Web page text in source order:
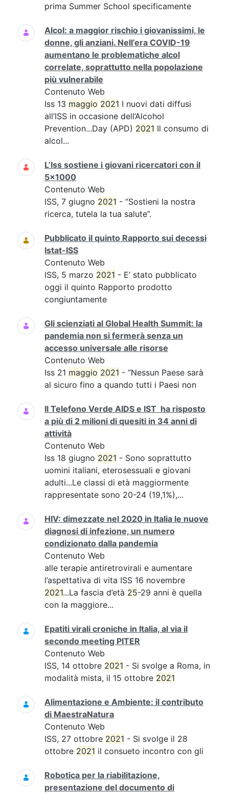
prima Summer School specificamente
Alcol: a maggior rischio i giovanissimi, le
donne, gli anziani. Nell’era COVID-19
aumentano le problematiche alcol
correlate, soprattutto nella popolazione
più vulnerabile
Contenuto Web
Iss 13 maggio 2021 I nuovi dati diffusi
all’ISS in occasione dell’Alcohol
Prevention...Day (APD) 2021 Il consumo di
alcol...
L’Iss sostiene i giovani ricercatori con il
5x1000
Contenuto Web
ISS, 7 giugno 2021 - “Sostieni la nostra
ricerca, tutela la tua salute”.
Pubblicato il quinto Rapporto sui decessi
Istat-ISS
Contenuto Web
ISS, 5 marzo 2021 - E’ stato pubblicato
oggi il quinto Rapporto prodotto
congiuntamente
Gli scienziati al Global Health Summit: la
pandemia non si fermerà senza un
accesso universale alle risorse
Contenuto Web
Iss 21 maggio 2021 - “Nessun Paese sarà
al sicuro fino a quando tutti i Paesi non
Il Telefono Verde AIDS e IST ha risposto
a più di 2 milioni di quesiti in 34 anni di
attività
Contenuto Web
Iss 18 giugno 2021 - Sono soprattutto
uomini italiani, eterosessuali e giovani
adulti...Le classi di età maggiormente
rappresentate sono 20-24 (19,1%),...
HIV: dimezzate nel 2020 in Italia le nuove
diagnosi di infezione, un numero
condizionato dalla pandemia
Contenuto Web
alle terapie antiretrovirali e aumentare
l’aspettativa di vita ISS 16 novembre
2021...La fascia d’età 25-29 anni è quella
con la maggiore...
Epatiti virali croniche in Italia, al via il
secondo meeting PITER
Contenuto Web
ISS, 14 ottobre 2021 - Si svolge a Roma, in
modalità mista, il 15 ottobre 2021
Alimentazione e Ambiente: il contributo
di MaestraNatura
Contenuto Web
ISS, 27 ottobre 2021 - Si svolge il 28
ottobre 2021 il consueto incontro con gli
Robotica per la riabilitazione,
presentazione del documento di